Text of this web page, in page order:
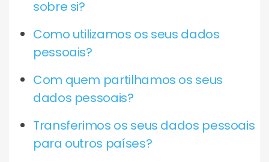
sobre si?
Como utilizamos os seus dados
pessoais?
Com quem partilhamos os seus
dados pessoais?
Transferimos os seus dados pessoais
para outros países?